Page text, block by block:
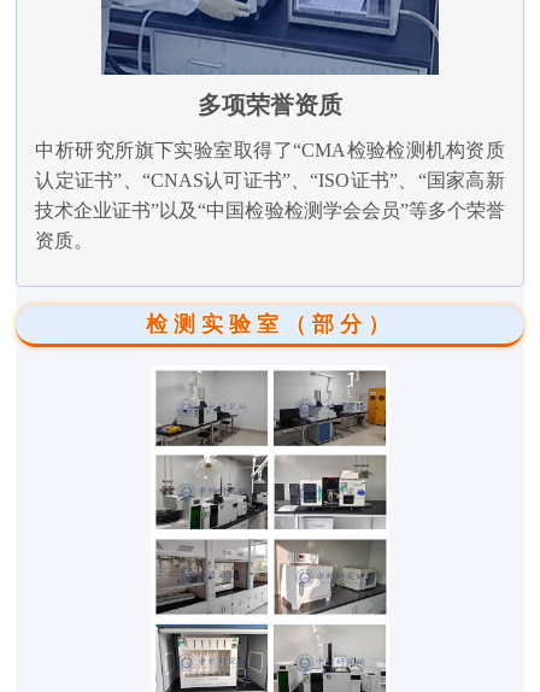
多项荣誉资质
中析研究所旗下实验室取得了“CMA检验检测机构资质
认定证书”、“CNAS认可证书”、“ISO证书”、“国家高新
技术企业证书”以及“中国检验检测学会会员”等多个荣誉
资质。
检测实验室（部分）